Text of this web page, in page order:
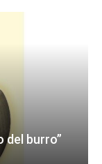
del burro”